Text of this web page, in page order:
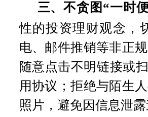
三、不贪图“一时
性的投资理财观念，
电、邮件推销等非正
随意点击不明链接或
用协议；拒绝与陌生
照片，避免因信息泄